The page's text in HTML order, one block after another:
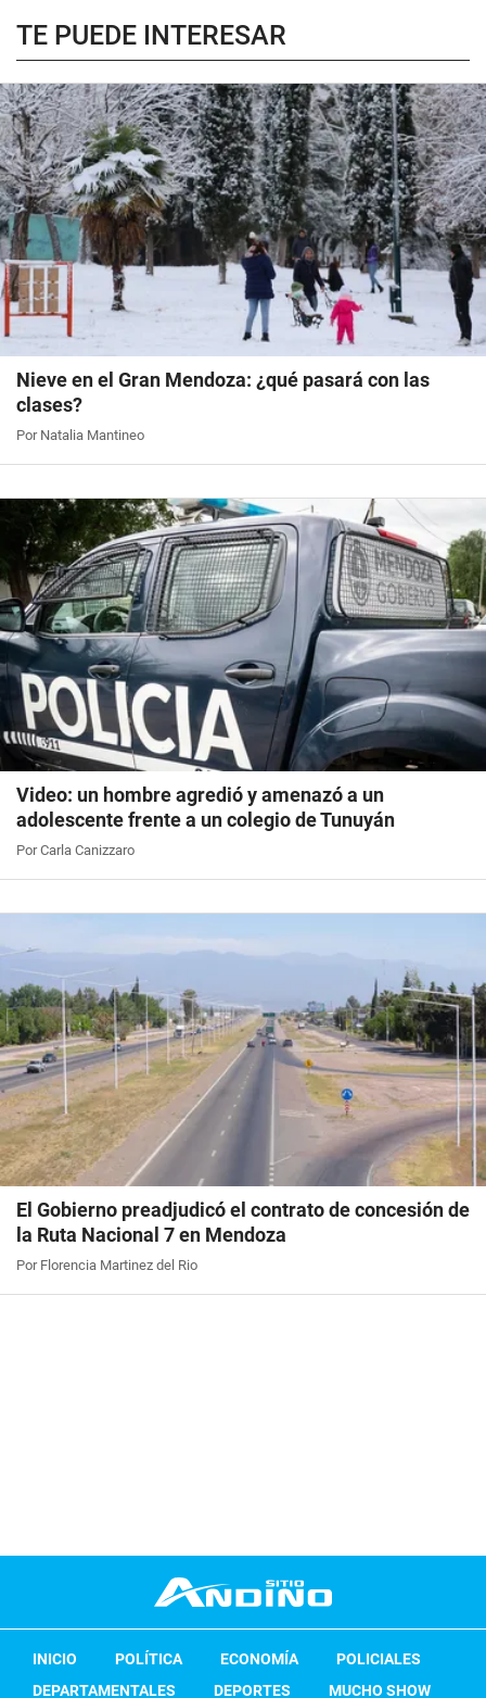
TE PUEDE INTERESAR
Nieve en el Gran Mendoza: ¿qué pasará con las
clases?
Por Natalia Mantineo
Video: un hombre agredió y amenazó a un
adolescente frente a un colegio de Tunuyán
Por Carla Canizzaro
El Gobierno preadjudicó el contrato de concesión de
la Ruta Nacional 7 en Mendoza
Por Florencia Martinez del Rio
INICIO POLÍTICA ECONOMÍA
POLICIALES
DEPARTAMENTALES
DEPORTES MUCHO SHOW